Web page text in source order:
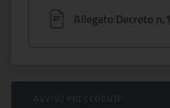
Sfoglia comunicati
AVVISO PRECEDENTE: